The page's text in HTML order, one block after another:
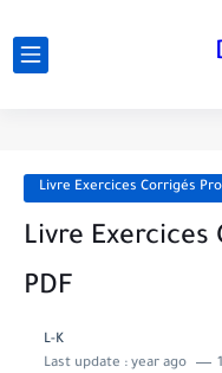
Livre Exercices Corrigés
Livre
PDF
L-K
Last update : year ago